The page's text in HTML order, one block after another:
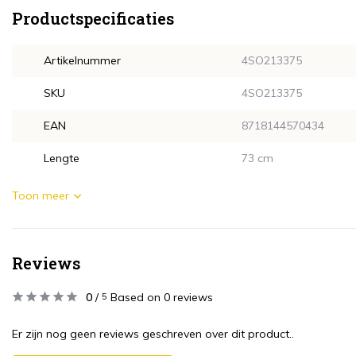
Productspecificaties
Artikelnummer 4SO213375
SKU 4SO213375
EAN 8718144570434
Lengte 73 cm
Toon meer
Reviews
0 / 5 Based on 0 reviews
Er zijn nog geen reviews geschreven over dit product..